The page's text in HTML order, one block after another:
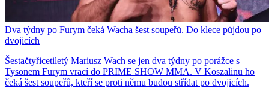
Dva týdny po Furym čeká Wacha šest soupeřů. Do klece půjdou po
dvojicích
Šestačtyřicetiletý Mariusz Wach se jen dva týdny po porážce s
Tysonem Furym vrací do PRIME SHOW MMA. V Koszalinu ho
čeká šest soupeřů, kteří se proti němu budou střídat po dvojicích.